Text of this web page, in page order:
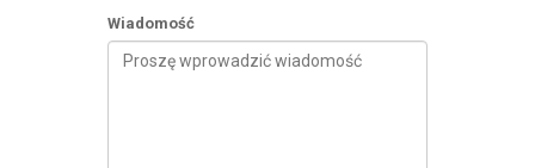
Wiadomość